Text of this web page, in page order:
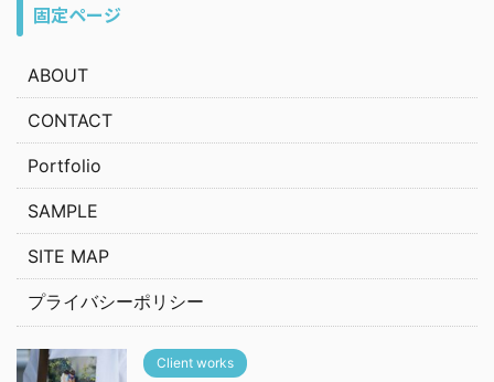
固定ページ
ABOUT
CONTACT
Portfolio
SAMPLE
SITE MAP
プライバシーポリシー
Client works